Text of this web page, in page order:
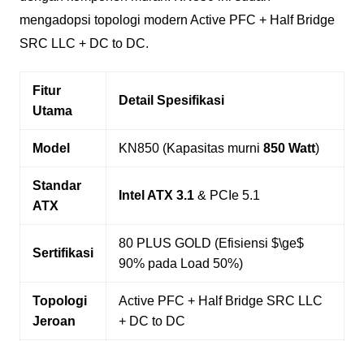
mengadopsi topologi modern Active PFC + Half Bridge
SRC LLC + DC to DC.
Fitur
Utama
Detail Spesifikasi
Model KN850 (Kapasitas murni 850 Watt)
Standar
ATX
Intel ATX 3.1& PCIe 5.1
Sertifikasi
80 PLUS GOLD (Efisiensi $\ge$
90% pada Load 50%)
Topologi
Jeroan
Active PFC + Half Bridge SRC LLC
+ DC to DC